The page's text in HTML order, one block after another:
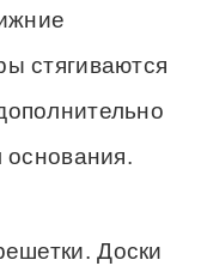
стягиваются
основания.
Доски